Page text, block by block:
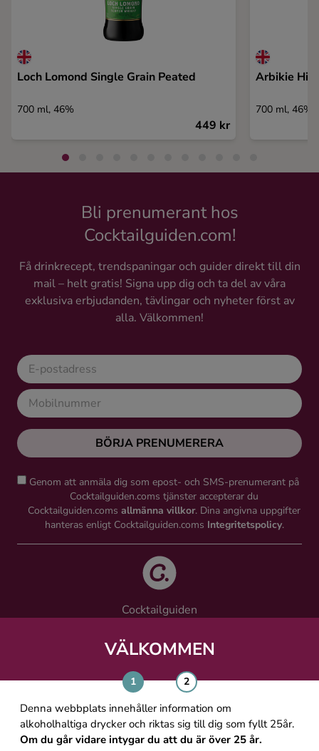
VÄLKOMMEN
Denna webbplats innehåller information om
alkoholhaltiga drycker och riktas sig till dig som fyllt 25år.
Om du går vidare intygar du att du är över 25 år.
Loch Lomond Single Grain Peated
700 ml, 46%
449 kr
Arbikie
700 ml, 46%
Bli prenumerant hos
Cocktailguiden.com!
Få drinkrecept, trendspaningar och guider direkt till din
mail – helt gratis! Signa upp dig och ta del av våra
exklusiva erbjudanden, tävlingar och nyheter först av
alla. Välkommen!
BÖRJA PRENUMERERA
Genom att anmäla dig som epost- och SMS-prenumerant på
Cocktailguiden.coms tjänster accepterar du
Cocktailguiden.coms allmänna villkor. Dina angivna uppgifter
hanteras enligt Cocktailguiden.coms Integritetspolicy.
Cocktailguiden
Västra Järnvägsgatan 21, 111 64 Stockholm